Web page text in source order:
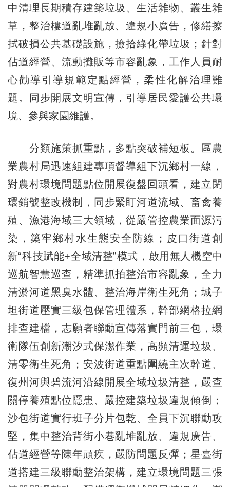
中清理長期積存建築垃圾、生活雜物、叢生雜
草，整治樓道亂堆亂放、違規小廣告，修繕擦
拭破損公共基礎設施，撿拾綠化帶垃圾；針對
佔道經營、流動攤販等市容亂象，工作人員耐
心勸導引導規範定點經營，柔性化解治理難
題。同步開展文明宣傳，引導居民愛護公共環
境、參與家園維護。
分類施策抓重點，多點突破補短板。區農
業農村局迅速組建專項督導組下沉鄉村一線，
對農村環境問題點位開展復盤回頭看，建立閉
環銷號整改機制，同步緊盯河道流域、畜禽養
殖、漁港海域三大領域，從嚴管控農業面源污
染，築牢鄉村水生態安全防線；皮口街道創
新“科技賦能+全域清整”模式，啟用無人機空中
巡航智慧巡查，精準抓拍整治市容亂象，全力
清淤河道黑臭水體、整治海岸衛生死角；城子
坦街道壓實三級包保管理體系，幹部網格拉網
排查建檔，志願者聯動宣傳落實門前三包，環
衛隊伍創新潮汐式保潔作業，高頻清運垃圾、
清零衛生死角；安波街道重點圍繞主次幹道、
復州河與碧流河沿線開展全域垃圾清整，嚴查
關停養殖點位隱患、嚴控建築垃圾違規傾倒；
沙包街道實行班子分片包乾、全員下沉聯動攻
堅，集中整治背街小巷亂堆亂放、違規廣告、
佔道經營等陳年頑疾，嚴防問題反彈；星臺街
道搭建三級聯動整治架構，建立環境問題三張